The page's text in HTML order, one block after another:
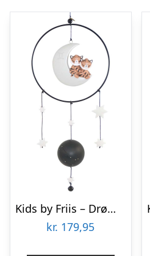
Kids by Friis – Drømmefanger uro, tvillingen
kr. 179,95